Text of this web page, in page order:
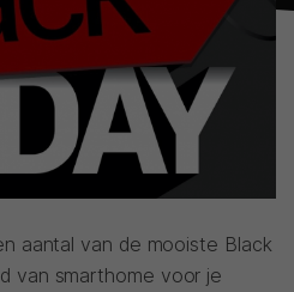
aantal van de mooiste Black
van smarthome voor je